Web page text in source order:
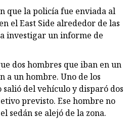
que la policía fue enviada al
el East Side alrededor de las
investigar un informe de
dos hombres que iban en un
a un hombre. Uno de los
del vehículo y disparó dos
previsto. Ese hombre no
sedán se alejó de la zona.